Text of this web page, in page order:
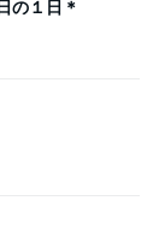
の１日＊